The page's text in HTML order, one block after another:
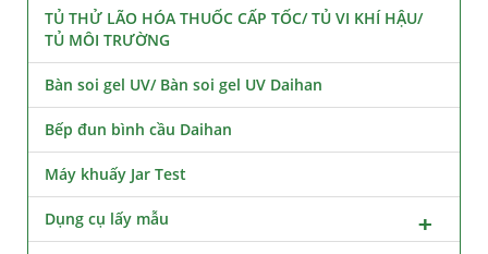
TỦ THỬ LÃO HÓA THUỐC CẤP TỐC/ TỦ VI KHÍ HẬU/
TỦ MÔI TRƯỜNG
Bàn soi gel UV/ Bàn soi gel UV Daihan
Bếp đun bình cầu Daihan
Máy khuấy Jar Test
Dụng cụ lấy mẫu